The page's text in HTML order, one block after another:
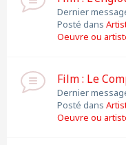
Dernier
Posté dans
Oeuvre ou
Film : Le
Dernier
Posté dans
Oeuvre ou